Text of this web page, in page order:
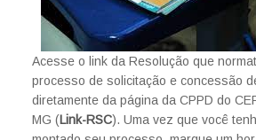
Acesse o link da Resolução que
processo de solicitação e concessão
diretamente da página da CPPD do
MG (Link-RSC). Uma vez que você